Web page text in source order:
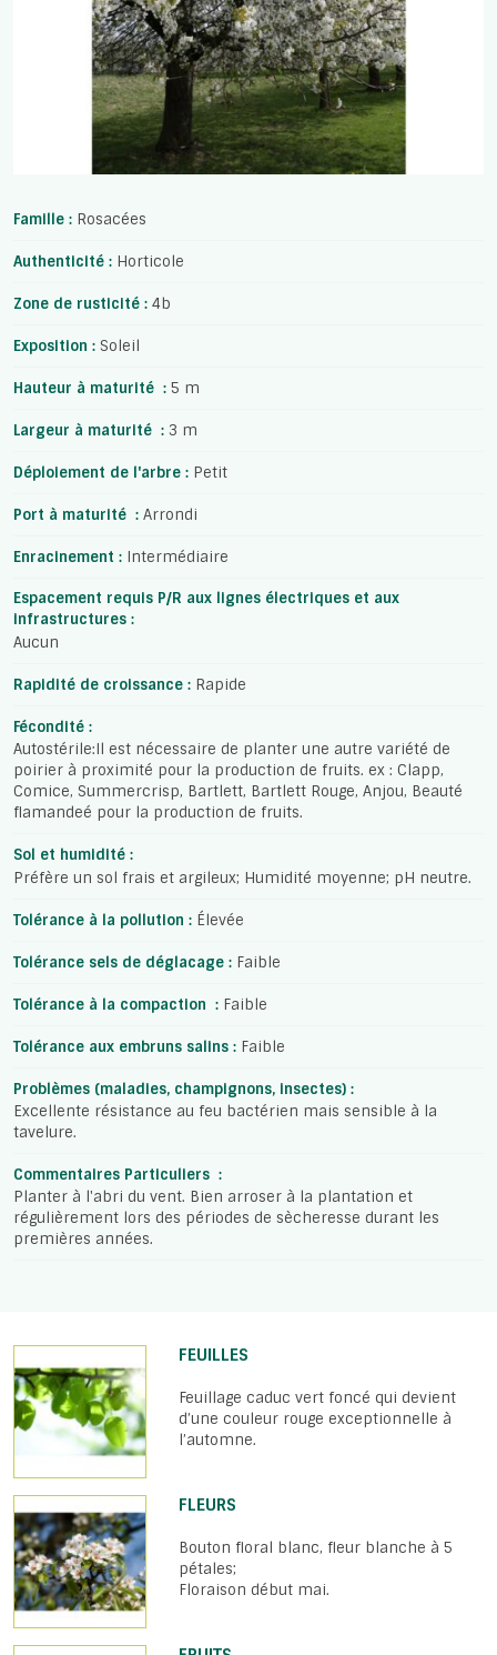
Famille : Rosacées
Authenticité : Horticole
Zone de rusticité : 4b
Exposition : Soleil
Hauteur à maturité : 5 m
Largeur à maturité : 3 m
Déploiement de l'arbre : Petit
Port à maturité : Arrondi
Enracinement : Intermédiaire
Espacement requis P/R aux lignes électriques et aux
infrastructures :
Aucun
Rapidité de croissance : Rapide
Fécondité :
Autostérile:Il est nécessaire de planter une autre variété de
poirier à proximité pour la production de fruits. ex : Clapp,
Comice, Summercrisp, Bartlett, Bartlett Rouge, Anjou, Beauté
flamandeé pour la production de fruits.
Sol et humidité :
Préfère un sol frais et argileux; Humidité moyenne; pH neutre.
Tolérance à la pollution : Élevée
Tolérance sels de déglacage : Faible
Tolérance à la compaction : Faible
Tolérance aux embruns salins : Faible
Problèmes (maladies, champignons, insectes) :
Excellente résistance au feu bactérien mais sensible à la
tavelure.
Commentaires Particuliers :
Planter à l'abri du vent. Bien arroser à la plantation et
régulièrement lors des périodes de sècheresse durant les
premières années.
FEUILLES
Feuillage caduc vert foncé qui devient
d’une couleur rouge exceptionnelle à
l’automne.
FLEURS
Bouton floral blanc, fleur blanche à 5
pétales;
Floraison début mai.